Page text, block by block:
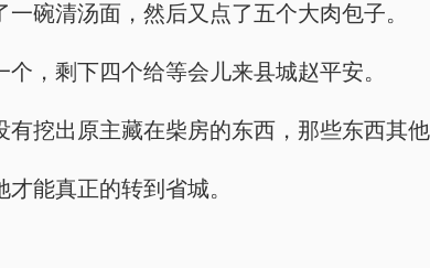
碗清汤面，然后又点了五个大肉包子。
，剩下四个给等会儿来县城赵平安。
挖出原主藏在柴房的东西，那些东西其
能真正的转到省城。